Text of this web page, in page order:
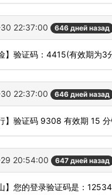
22:37:00 646 дней назад
】验证码：4415(有效期为3
22:37:00 646 дней назад
】验证码 9308 有效期 15
20:54:00 647 дней назад
】您的登录验证码是：